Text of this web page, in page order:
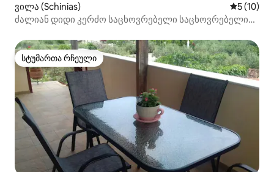
ვილა (Schinias) საშუალო
5 (10)
ძალიან დიდი კერძო საცხოვრებელი საცხოვრებელი
სტუმართა რჩეული
სტუმართა რჩეული